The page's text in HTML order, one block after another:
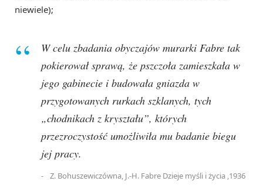
niewiele);
W celu zbadania obyczajów murarki Fabre tak
pokierował sprawą, że pszczoła zamieszkała w
jego gabinecie i budowała gniazda w
przygotowanych rurkach szklanych, tych
„chodnikach z kryształu”, których
przezroczystość umożliwiła mu badanie biegu
jej pracy.
Z. Bohuszewiczówna, J.-H. Fabre Dzieje myśli i życia ,1936